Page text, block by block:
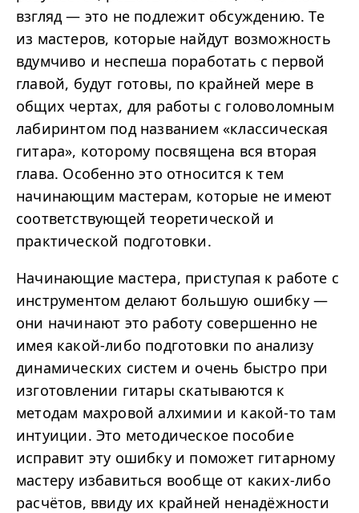
взгляд — это не подлежит обсуждению. Те
из мастеров, которые найдут возможность
вдумчиво и неспеша поработать с первой
главой, будут готовы, по крайней мере в
общих чертах, для работы с головоломным
лабиринтом под названием «классическая
гитара», которому посвящена вся вторая
глава. Особенно это относится к тем
начинающим мастерам, которые не имеют
соответствующей теоретической и
практической подготовки.
Начинающие мастера, приступая к работе с
инструментом делают большую ошибку —
они начинают это работу совершенно не
имея какой-либо подготовки по анализу
динамических систем и очень быстро при
изготовлении гитары скатываются к
методам махровой алхимии и какой-то там
интуиции. Это методическое пособие
исправит эту ошибку и поможет гитарному
мастеру избавиться вообще от каких-либо
расчётов, ввиду их крайней ненадёжности